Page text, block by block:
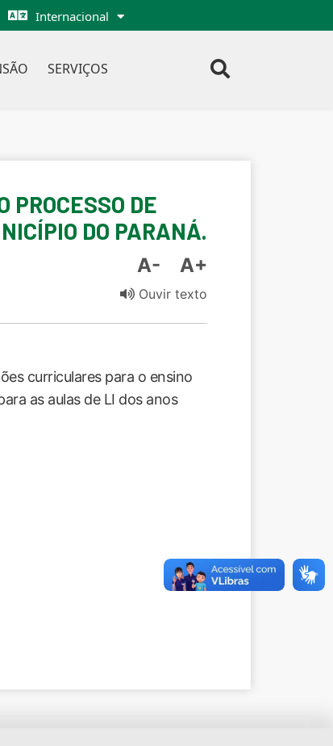
Internacional
SERVIÇOS
PROCESSO DE
DO PARANÁ.
A- A+
Ouvir texto
curriculares para o ensino
as aulas de LI dos anos